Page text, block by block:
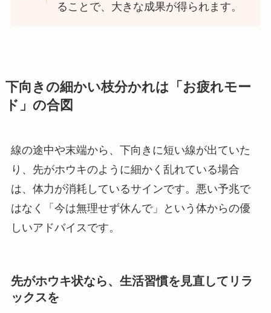
ることで、大きな成果が得られます。
下向きの細かい枝分かれは「お疲れモー
ド」の合図
線の途中や末端から、下向きに短い線が出ていた
り、先がホウキのように細かく乱れている場合
は、体力が消耗しているサインです。悪い予兆で
はなく「今は無理せず休んで」という体からの優
しいアドバイスです。
先がホウキ状なら、生活習慣を見直してリラ
ックスを